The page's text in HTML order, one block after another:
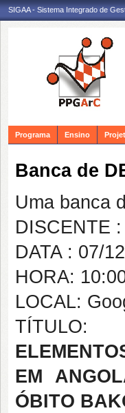
SIGAA - Sistema Integrado de
Programa Ensino
Banca de
Uma banca
DISCENTE
DATA : 07/
HORA:
LOCAL:
TÍTULO:
EM
ÓBITO